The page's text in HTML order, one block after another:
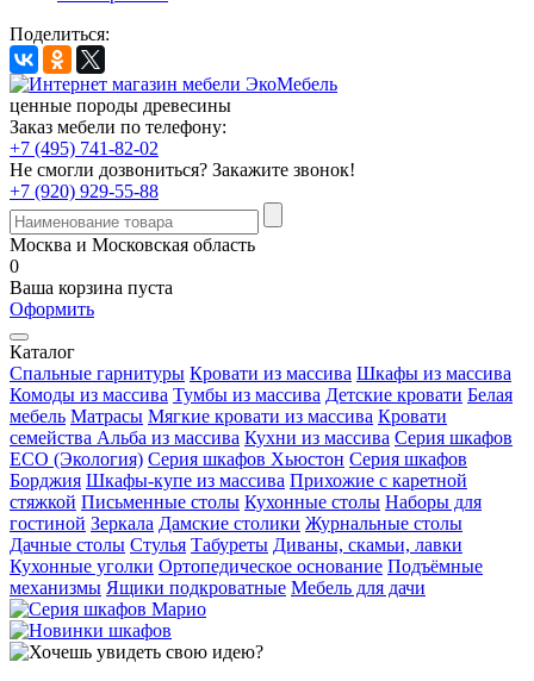
Поделиться:
ценные породы древесины
Заказ мебели по телефону:
+7 (495) 741-82-02
Не смогли дозвониться? Закажите звонок!
+7 (920) 929-55-88
Москва и Московская область
0
Ваша корзина пуста
Оформить
Каталог
Спальные гарнитуры Кровати из массива Шкафы из массива
Комоды из массива Тумбы из массива Детские кровати Белая
мебель Матрасы Мягкие кровати из массива Кровати
семейства Альба из массива Кухни из массива Серия шкафов
ECO (Экология) Серия шкафов Хьюстон Серия шкафов
Борджия Шкафы-купе из массива Прихожие с каретной
стяжкой Письменные столы Кухонные столы Наборы для
гостиной Зеркала Дамские столики Журнальные столы
Дачные столы Стулья Табуреты Диваны, скамьи, лавки
Кухонные уголки Ортопедическое основание Подъёмные
механизмы Ящики подкроватные Мебель для дачи